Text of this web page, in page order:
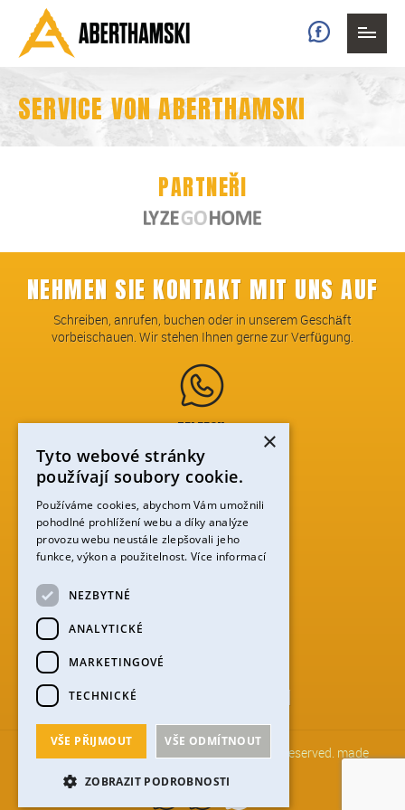
SERVICE VON ABERTHAMSKI
PARTNEŘI
NEHMEN SIE KONTAKT MIT UNS AUF
Schreiben, anrufen, buchen oder in unserem Geschäft
vorbeischauen. Wir stehen Ihnen gerne zur Verfügung.
TELEFON:
+420 773 75 39 12
E-MAIL:
PERNINSKÁ 59, ABERTAMY,…
AUF DER KARTE ANZEIGEN
Copyright by ABERTHAMSKI 2026, All rights reserved. made
×
Tyto webové stránky
používají soubory cookie.
Používáme cookies, abychom Vám umožnili
pohodlné prohlížení webu a díky analýze
provozu webu neustále zlepšovali jeho
funkce, výkon a použitelnost.Více informací
NEZBYTNÉ
ANALYTICKÉ
MARKETINGOVÉ
TECHNICKÉ
VŠE PŘIJMOUT VŠE ODMÍTNOUT
ZOBRAZIT PODROBNOSTI